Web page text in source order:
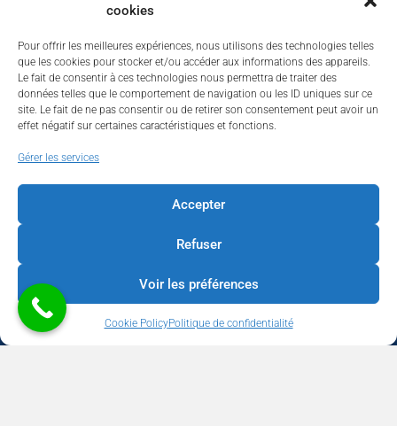
cookies
Pour offrir les meilleures expériences, nous utilisons des technologies telles
que les cookies pour stocker et/ou accéder aux informations des appareils.
Le fait de consentir à ces technologies nous permettra de traiter des
données telles que le comportement de navigation ou les ID uniques sur ce
site. Le fait de ne pas consentir ou de retirer son consentement peut avoir un
effet négatif sur certaines caractéristiques et fonctions.
Gérer les services
Accepter
Refuser
Voir les préférences
Cookie PolicyPolitique de confidentialité
LES BÂTISSEURS DE LIÈGE
Par le Walhardent